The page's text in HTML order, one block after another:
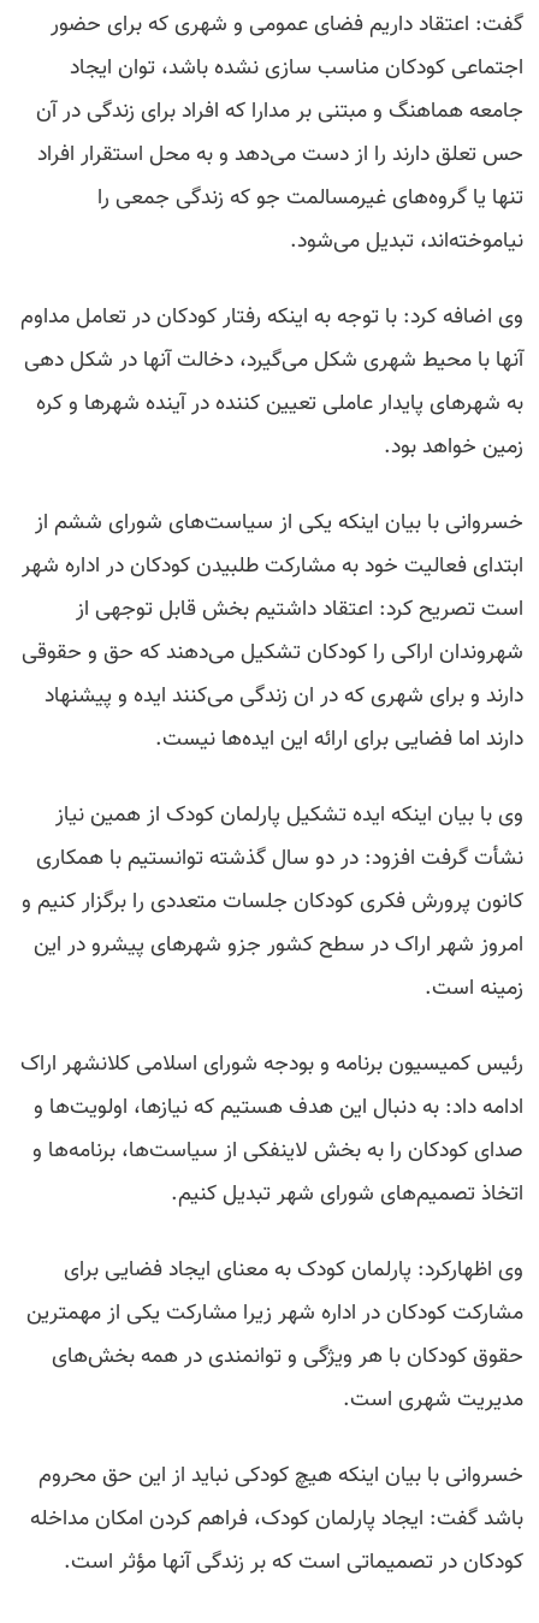
گفت: اعتقاد داریم فضای عمومی و شهری که برای حضور
اجتماعی کودکان مناسب سازی نشده باشد، توان ایجاد
جامعه هماهنگ و مبتنی بر مدارا که افراد برای زندگی در آن
حس تعلق دارند را از دست می‌دهد و به محل استقرار افراد
تنها یا گروه‌های غیرمسالمت جو که زندگی جمعی را
نیاموخته‌اند، تبدیل می‌شود.
وی اضافه کرد: با توجه به اینکه رفتار کودکان در تعامل مداوم
آنها با محیط شهری شکل می‌گیرد، دخالت آنها در شکل دهی
به شهرهای پایدار عاملی تعیین کننده در آینده شهرها و کره
زمین خواهد بود.
خسروانی با بیان اینکه یکی از سیاست‌های شورای ششم از
ابتدای فعالیت خود به مشارکت طلبیدن کودکان در اداره شهر
است تصریح کرد: اعتقاد داشتیم بخش قابل توجهی از
شهروندان اراکی را کودکان تشکیل می‌دهند که حق و حقوقی
دارند و برای شهری که در ان زندگی می‌کنند ایده و پیشنهاد
دارند اما فضایی برای ارائه این ایده‌ها نیست.
وی با بیان اینکه ایده تشکیل پارلمان کودک از همین نیاز
نشأت گرفت افزود: در دو سال گذشته توانستیم با همکاری
کانون پرورش فکری کودکان جلسات متعددی را برگزار کنیم و
امروز شهر اراک در سطح کشور جزو شهرهای پیشرو در این
زمینه است.
رئیس کمیسیون برنامه و بودجه شورای اسلامی کلانشهر اراک
ادامه داد: به دنبال این هدف هستیم که نیازها، اولویت‌ها و
صدای کودکان را به بخش لاینفکی از سیاست‌ها، برنامه‌ها و
اتخاذ تصمیم‌های شورای شهر تبدیل کنیم.
وی اظهارکرد: پارلمان کودک به معنای ایجاد فضایی برای
مشارکت کودکان در اداره شهر زیرا مشارکت یکی از مهمترین
حقوق کودکان با هر ویژگی و توانمندی در همه بخش‌های
مدیریت شهری است.
خسروانی با بیان اینکه هیچ کودکی نباید از این حق محروم
باشد گفت: ایجاد پارلمان کودک، فراهم کردن امکان مداخله
کودکان در تصمیماتی است که بر زندگی آنها مؤثر است.